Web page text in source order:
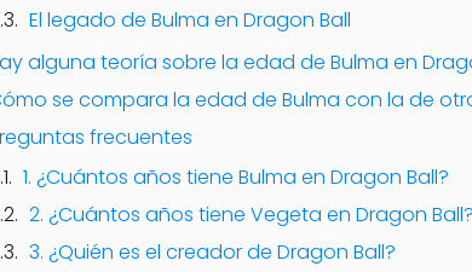
El legado de Bulma en Dragon Ball
alguna teoría sobre la edad de Bulma en
se compara la edad de Bulma con la de
frecuentes
1. ¿Cuántos años tiene Bulma en Dragon Ball?
2. ¿Cuántos años tiene Vegeta en Dragon Ball?
3. ¿Quién es el creador de Dragon Ball?